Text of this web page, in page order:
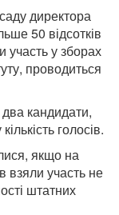
директора
50 відсотків
участь у зборах
проводиться
кандидати,
голосів.
якщо на
взяли участь не
штатних